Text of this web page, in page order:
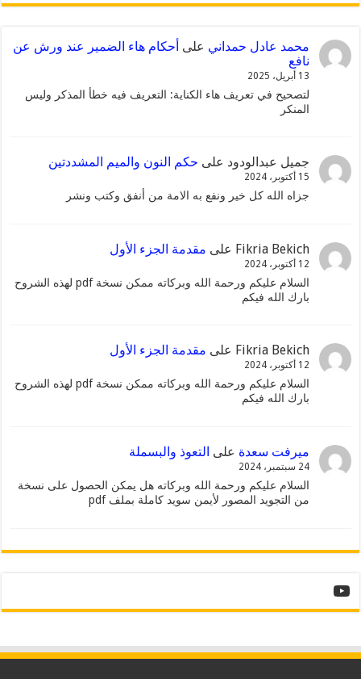
محمد عادل حمداني على أحكام هاء الضمير عند ورش عن
نافع
13 أبريل، 2025
لتصحيح في تعريف هاء الكناية: التعريف فيه خطأ المذكر وليس
المنكر
جميل عبدالودود على حكم النون والميم المشددتين
15 أكتوبر، 2024
جزاه الله كل خير ونفع به الامة من أنفق وكتب ونشر
Fikria Bekich على مقدمة الجزء الأول
12 أكتوبر، 2024
السلام عليكم ورحمة الله وبركاته ممكن نسخة pdf لهذه الشروح
بارك الله فيكم
Fikria Bekich على مقدمة الجزء الأول
12 أكتوبر، 2024
السلام عليكم ورحمة الله وبركاته ممكن نسخة pdf لهذه الشروح
بارك الله فيكم
ميرفت سعدة على التعوذ والبسملة
24 سبتمبر، 2024
السلام عليكم ورحمة الله وبركاته هل يمكن الحصول على نسخة
من التجويد المصور لأيمن سويد كاملة بملف pdf
YouTube